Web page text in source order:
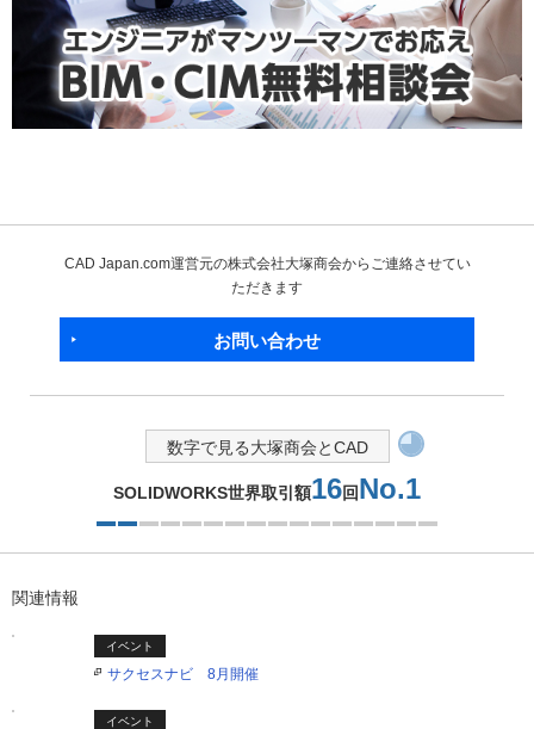
CAD Japan.com運営元の株式会社大塚商会からご連絡させてい
ただきます
お問い合わせ
数字で見る大塚商会とCAD
SOLIDWORKS世界取引額16回No.1
関連情報
イベント
サクセスナビ 8月開催
イベント